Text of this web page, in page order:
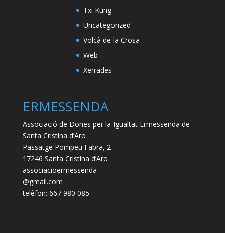
Txi Kung
Uncategorized
Volcà de la Crosa
Web
Xerrades
ERMESSENDA
Associació de Dones per la Igualtat Ermessenda de
Santa Cristina d’Aro
Passatge Pompeu Fabra, 2
17246 Santa Cristina d’Aro
associacioermessenda
@gmail.com
telèfon: 667 980 085